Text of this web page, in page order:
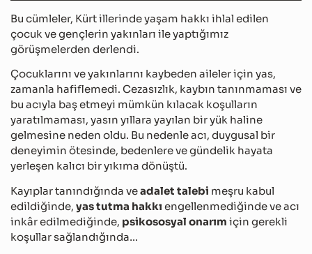
Bu cümleler, Kürt illerinde yaşam hakkı ihlal edilen
çocuk ve gençlerin yakınları ile yaptığımız
görüşmelerden derlendi.
Çocuklarını ve yakınlarını kaybeden aileler için yas,
zamanla hafiflemedi. Cezasızlık, kaybın tanınmaması ve
bu acıyla baş etmeyi mümkün kılacak koşulların
yaratılmaması, yasın yıllara yayılan bir yük haline
gelmesine neden oldu. Bu nedenle acı, duygusal bir
deneyimin ötesinde, bedenlere ve gündelik hayata
yerleşen kalıcı bir yıkıma dönüştü.
Kayıplar tanındığında veadalet talebi meşru kabul
edildiğinde, yas tutma hakkı engellenmediğinde ve acı
inkâr edilmediğinde, psikososyal onarım için gerekli
koşullar sağlandığında…